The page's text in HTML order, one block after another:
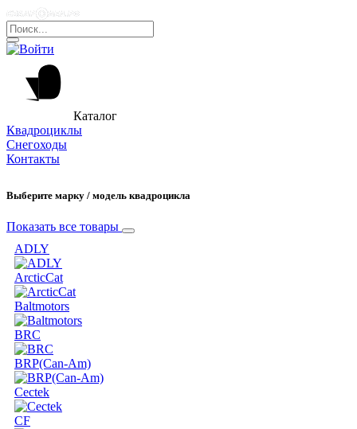
Каталог
Квадроциклы
Снегоходы
Контакты
Выберите марку / модель квадроцикла
Показать все товары
ADLY
ArcticCat
Baltmotors
BRC
BRP(Can-Am)
Cectek
CF